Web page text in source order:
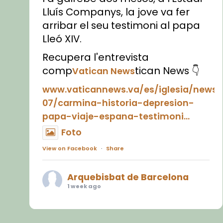
Lluís Companys, la jove va fer
arribar el seu testimoni al papa
Lleó XIV.
Recupera l'entrevista
compVatican Newstican News 👇
www.vaticannews.va/es/iglesia/news/
07/carmina-historia-depresion-
papa-viaje-espana-testimoni...
Foto
View on Facebook · Share
Arquebisbat de Barcelona
1 week ago